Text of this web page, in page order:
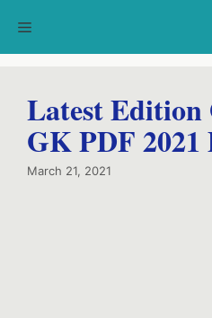
Menu
Latest
GK PDF 2021
March 21, 2021